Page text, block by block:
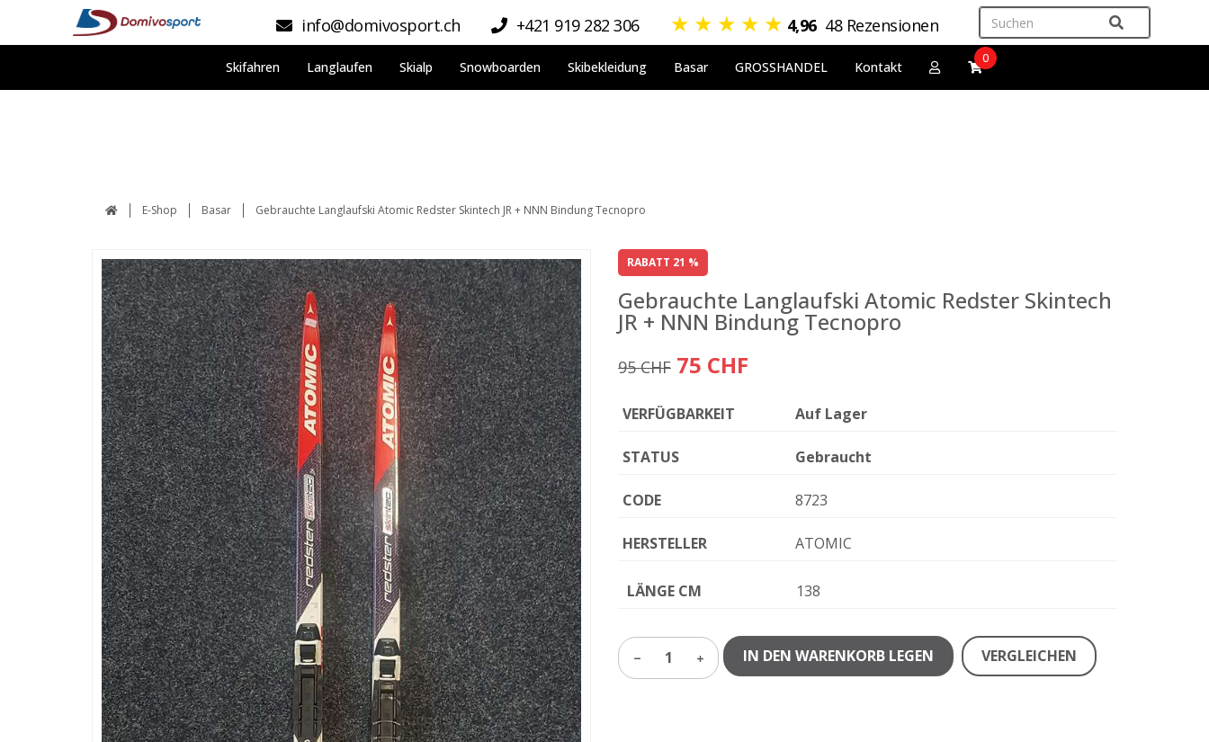
info@domivosport.ch +421 919 282 306 ★ ★ ★ ★ ★ 4,96 48 Rezensionen
Skifahren Langlaufen Skialp Snowboarden Skibekleidung Basar GROSSHANDEL Kontakt
0
E-Shop Basar Gebrauchte Langlaufski Atomic Redster Skintech JR + NNN Bindung Tecnopro
RABATT 21 %
Gebrauchte Langlaufski Atomic Redster Skintech
JR + NNN Bindung Tecnopro
95 CHF 75 CHF
VERFÜGBARKEIT Auf Lager
STATUS Gebraucht
CODE 8723
HERSTELLER ATOMIC
LÄNGE CM 138
1 IN DEN WARENKORB LEGEN VERGLEICHEN